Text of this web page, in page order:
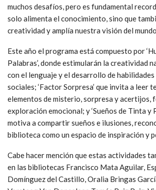
muchos desafíos, pero es fundamental
solo alimenta el conocimiento, sino que
creatividad y amplía nuestra visión del
Este año el programa está compuesto por
Palabras’, donde estimularán la creatividad
con el lenguaje y el desarrollo de
sociales; ‘Factor Sorpresa’ que invita a leer
elementos de misterio, sorpresa y acertijos,
exploración emocional; y ‘Sueños de Tinta y
motiva a compartir sueños e ilusiones,
biblioteca como un espacio de inspiración y
Cabe hacer mención que estas actividades
en las bibliotecas Francisco Mata Aguilar,
Domínguez del Castillo, Oralia Bringas